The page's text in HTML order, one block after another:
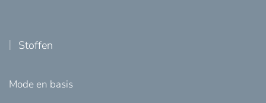
Stoffen
Mode en basis